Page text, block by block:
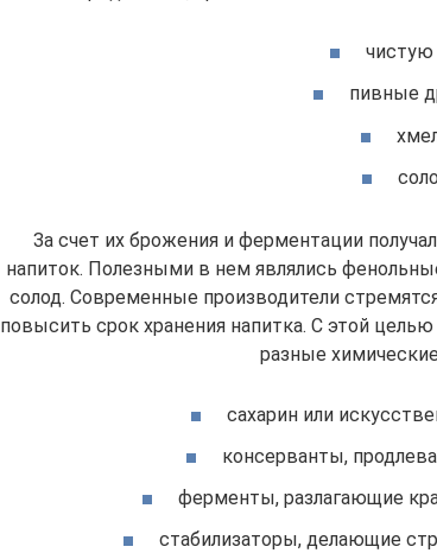
чистую
пивные
За счет их брожения и ферментации
напиток. Полезными в нем являлись
солод. Современные производители
повысить срок хранения напитка. С этой
разные
сахарин или
консерванты,
ферменты, разлагающие
стабилизаторы, делающие